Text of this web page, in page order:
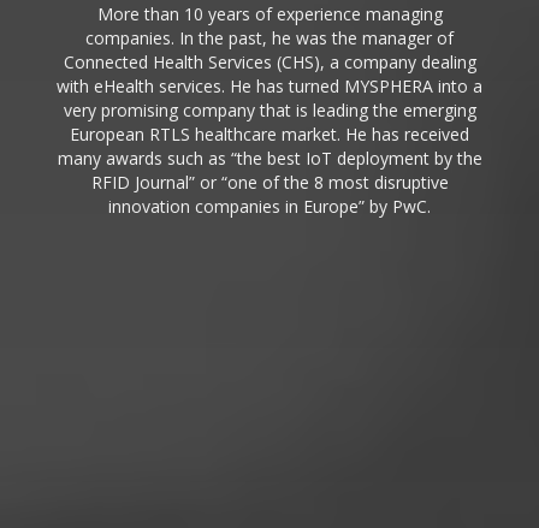
More than 10 years of experience managing
companies. In the past, he was the manager of
Connected Health Services (CHS), a company dealing
with eHealth services. He has turned MYSPHERA into a
very promising company that is leading the emerging
European RTLS healthcare market. He has received
many awards such as “the best IoT deployment by the
RFID Journal” or “one of the 8 most disruptive
innovation companies in Europe” by PwC.